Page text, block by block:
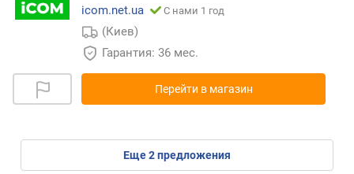
icom.net.ua
С нами 1 год
(Киев)
Гарантия: 36 мес.
Перейти в магазин
eще2предложения